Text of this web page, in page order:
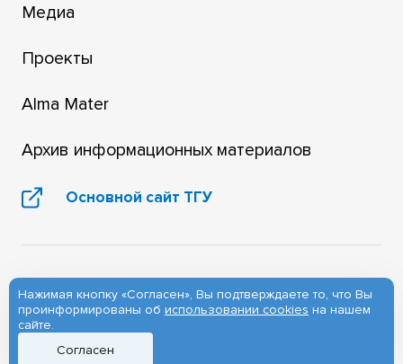
Медиа
Проекты
Alma Mater
Архив информационных материалов
Основной сайт ТГУ
(3822) 529-604
Нажимая кнопку «Согласен», Вы подтверждаете то, что Вы
проинформированы об использовании cookies на нашем
сайте.
Согласен